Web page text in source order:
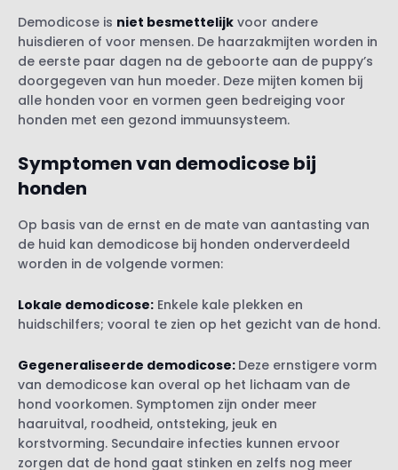
Demodicose is niet besmettelijk voor andere
huisdieren of voor mensen. De haarzakmijten worden in
de eerste paar dagen na de geboorte aan de puppy’s
doorgegeven van hun moeder. Deze mijten komen bij
alle honden voor en vormen geen bedreiging voor
honden met een gezond immuunsysteem.
Symptomen van demodicose bij
honden
Op basis van de ernst en de mate van aantasting van
de huid kan demodicose bij honden onderverdeeld
worden in de volgende vormen:
Lokale demodicose: Enkele kale plekken en
huidschilfers; vooral te zien op het gezicht van de hond.
Gegeneraliseerde demodicose: Deze ernstigere vorm
van demodicose kan overal op het lichaam van de
hond voorkomen. Symptomen zijn onder meer
haaruitval, roodheid, ontsteking, jeuk en
korstvorming. Secundaire infecties kunnen ervoor
zorgen dat de hond gaat stinken en zelfs nog meer